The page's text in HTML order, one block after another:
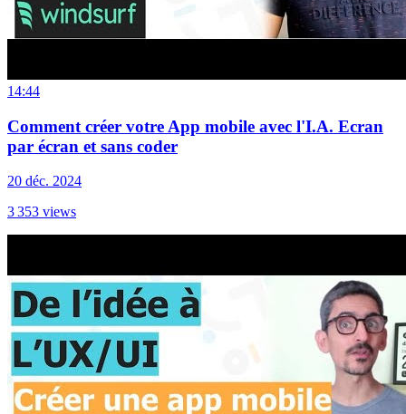
14:44
Comment créer votre App mobile avec l'I.A. Ecran
par écran et sans coder
20 déc. 2024
3 353 views